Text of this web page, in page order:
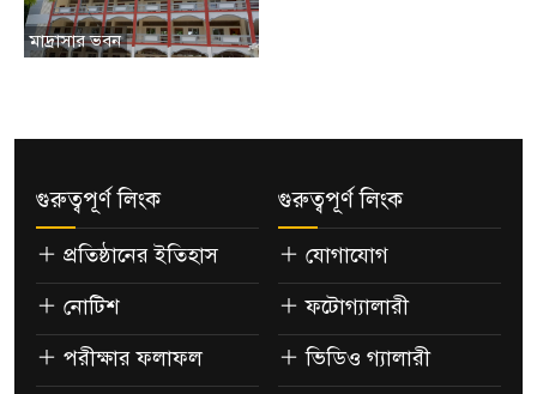
মাদ্রাসার ভবন
গুরুত্বপূর্ণ লিংক
প্রতিষ্ঠানের ইতিহাস
নোটিশ
পরীক্ষার ফলাফল
গুরুত্বপূর্ণ লিংক
যোগাযোগ
ফটোগ্যালারী
ভিডিও গ্যালারী